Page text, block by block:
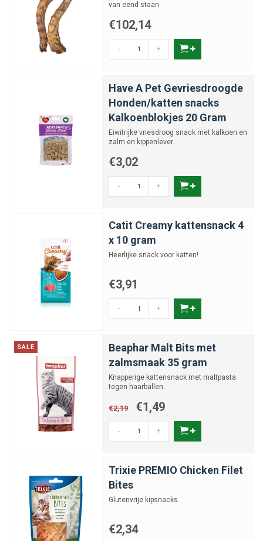
van eend staan
€102,14
- +
Have A Pet Gevriesdroogde
Honden/katten snacks
Kalkoenblokjes 20 Gram
Eiwitrijke vriesdroog snack met kalkoen en
zalm en kippenlever.
€3,02
- +
Catit Creamy kattensnack 4
x 10 gram
Heerlijke snack voor katten!
€3,91
- +
SALE
Beaphar Malt Bits met
zalmsmaak 35 gram
Knapperige kattensnack met maltpasta
tegen haarballen.
€2,19 €1,49
- +
Trixie PREMIO Chicken Filet
Bites
Glutenvrije kipsnacks
€2,34